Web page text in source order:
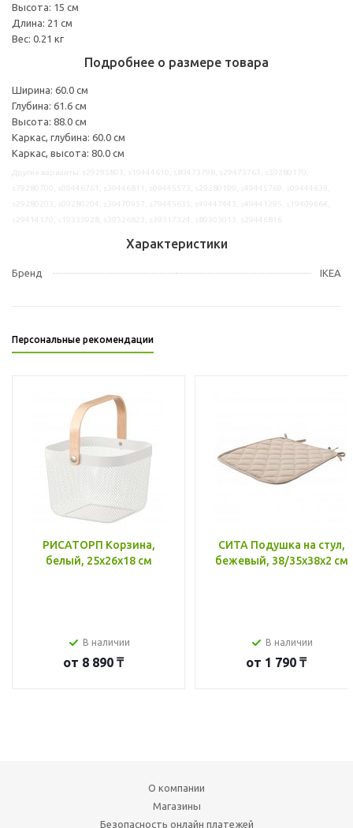
Высота: 15 см
Длина: 21 см
Вес: 0.21 кг
Подробнее о размере товара
Ширина: 60.0 см
Глубина: 61.6 см
Высота: 88.0 см
Каркас, глубина: 60.0 см
Каркас, высота: 80.0 см
Характеристики
Бренд IKEA
Персональные рекомендации
РИСАТОРП Корзина,
белый, 25x26x18 см
В наличии
от 8 890 ₸
СИТА Подушка на стул,
бежевый, 38/35x38x2 см
В наличии
от 1 790 ₸
О компании
Магазины
Безопасность онлайн платежей